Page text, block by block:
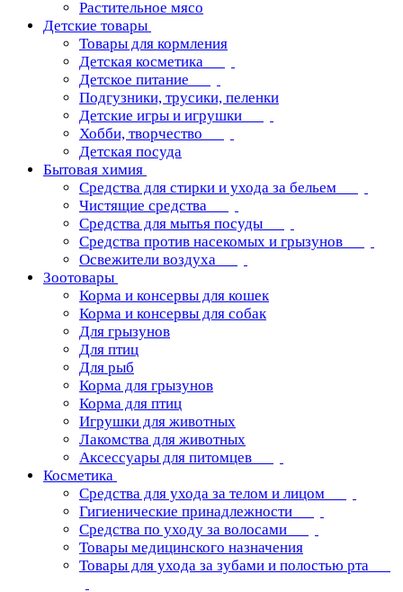
Растительное мясо
Детские товары
Товары для кормления
Детская косметика
Детское питание
Подгузники, трусики, пеленки
Детские игры и игрушки
Хобби, творчество
Детская посуда
Бытовая химия
Средства для стирки и ухода за бельем
Чистящие средства
Средства для мытья посуды
Средства против насекомых и грызунов
Освежители воздуха
Зоотовары
Корма и консервы для кошек
Корма и консервы для собак
Для грызунов
Для птиц
Для рыб
Корма для грызунов
Корма для птиц
Игрушки для животных
Лакомства для животных
Аксессуары для питомцев
Косметика
Средства для ухода за телом и лицом
Гигиенические принадлежности
Средства по уходу за волосами
Товары медицинского назначения
Товары для ухода за зубами и полостью рта